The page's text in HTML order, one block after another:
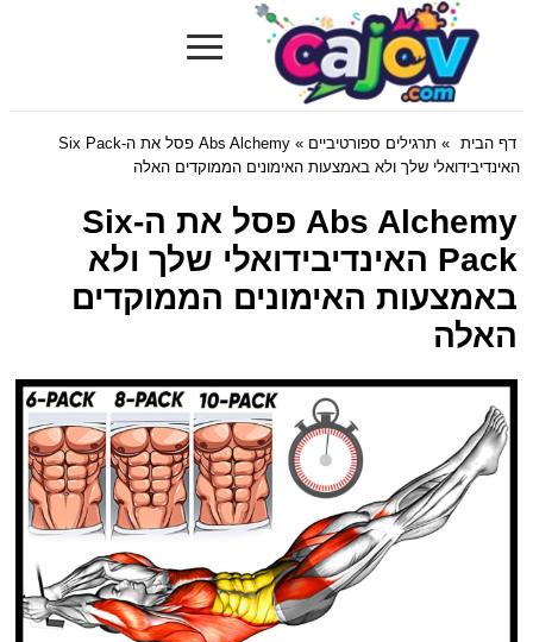
Cajov.com
≡
דף הבית » תרגילים ספורטיביים
» Abs Alchemy פסל את ה-Six Pack
האינדיבידואלי שלך ולא באמצעות האימונים הממוקדים האלה
Abs Alchemy פסל את ה-Six
Pack האינדיבידואלי שלך ולא
באמצעות האימונים הממוקדים
האלה